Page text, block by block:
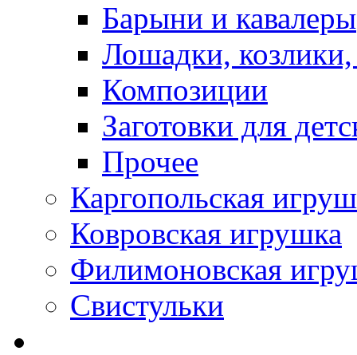
Барыни и кавалеры
Лошадки,
Композиции
Заготовки для
Прочее
Каргопольская
Ковровская игрушка
Филимоновская
Свистульки